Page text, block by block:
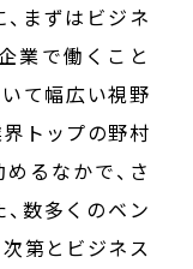
まずはビジネ
業で働くこと
て幅広い視野
トップの野村
るなかで、さ
数多くのベン
第とビジネス